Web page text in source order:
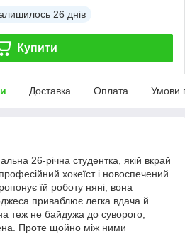
26 днів
Купити
Доставка Оплата Умови
26-річна студентка, якій вкрай
хокеїст і новоспечений
їй роботу няні, вона
приваблює легка вдача й
теж не байдужа до суворого,
Проте щойно між ними